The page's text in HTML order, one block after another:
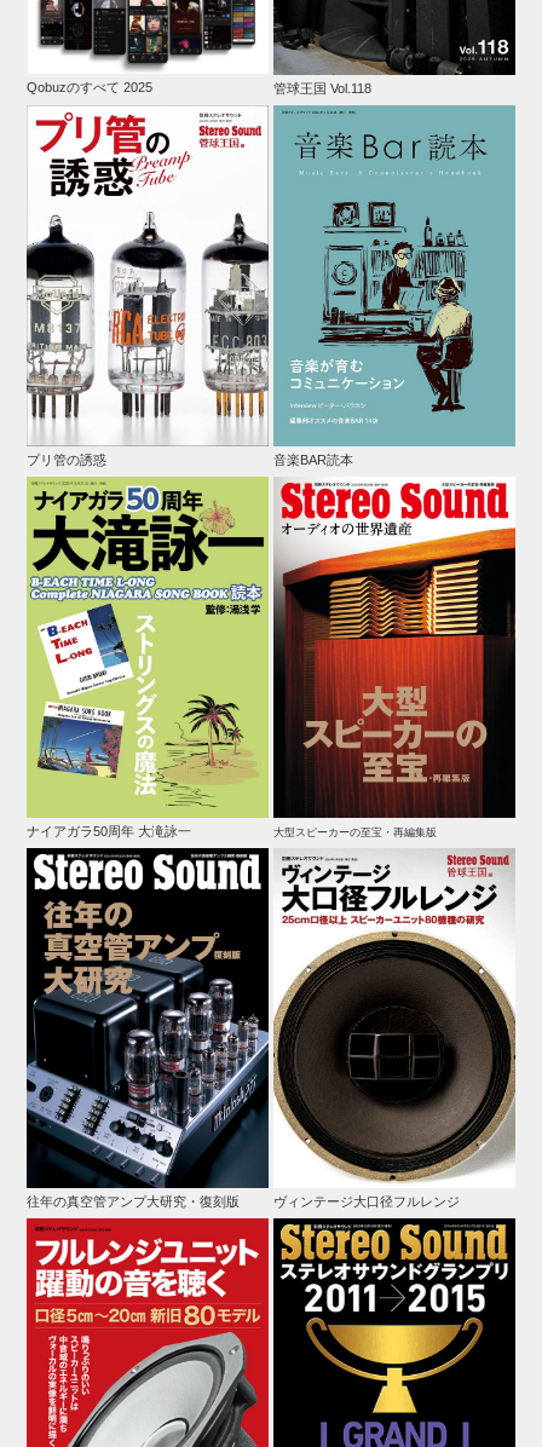
Qobuzのすべて 2025 管球王国 Vol.118
プリ管の誘惑 音楽BAR読本
ナイアガラ50周年 大滝詠一 大型スピーカーの至宝・再編集版
往年の真空管アンプ大研究・復刻版 ヴィンテージ大口径フルレンジ